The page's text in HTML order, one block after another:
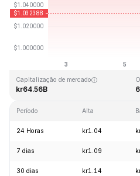
Máxima histórica
Capitalização de mercado
kr64.56B
Período Alta
24 Horas kr1.04
7 dias kr1.09
30 dias kr1.14